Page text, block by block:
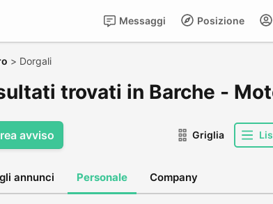
Posizione
Messaggi
> Dorgali
trovati in Barche -
avviso Griglia
annunci Personale Company